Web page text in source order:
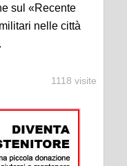
sul «Recente
nelle città
1118 visite